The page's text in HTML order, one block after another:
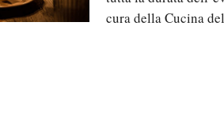
cura della Cucina